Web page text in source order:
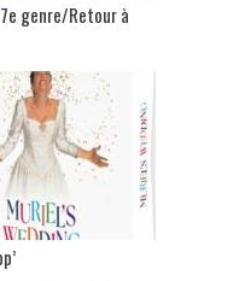
genre/Retour à